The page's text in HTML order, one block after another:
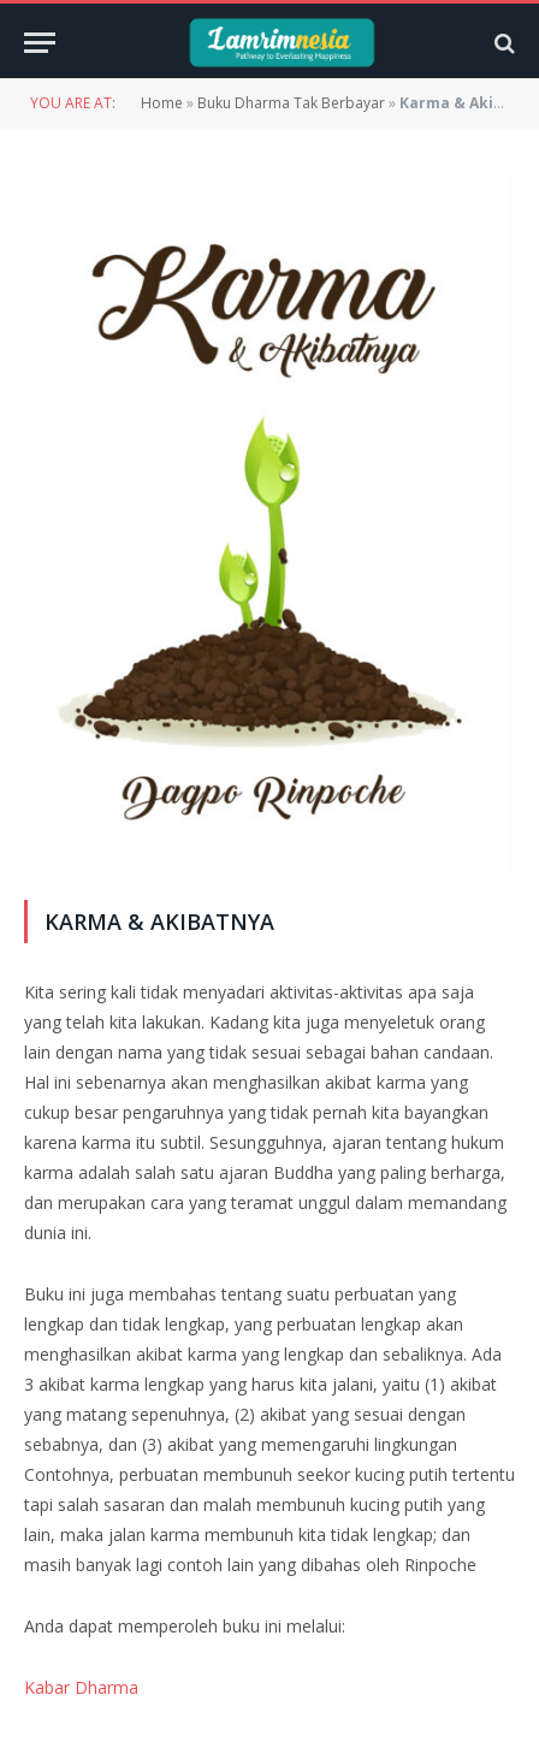
YOU ARE AT: Home » Buku Dharma Tak Berbayar» Karma & Akibatnya
KARMA & AKIBATNYA
Kita sering kali tidak menyadari aktivitas-aktivitas apa saja
yang telah kita lakukan. Kadang kita juga menyeletuk orang
lain dengan nama yang tidak sesuai sebagai bahan candaan.
Hal ini sebenarnya akan menghasilkan akibat karma yang
cukup besar pengaruhnya yang tidak pernah kita bayangkan
karena karma itu subtil. Sesungguhnya, ajaran tentang hukum
karma adalah salah satu ajaran Buddha yang paling berharga,
dan merupakan cara yang teramat unggul dalam memandang
dunia ini.
Buku ini juga membahas tentang suatu perbuatan yang
lengkap dan tidak lengkap, yang perbuatan lengkap akan
menghasilkan akibat karma yang lengkap dan sebaliknya. Ada
3 akibat karma lengkap yang harus kita jalani, yaitu (1) akibat
yang matang sepenuhnya, (2) akibat yang sesuai dengan
sebabnya, dan (3) akibat yang memengaruhi lingkungan
Contohnya, perbuatan membunuh seekor kucing putih tertentu
tapi salah sasaran dan malah membunuh kucing putih yang
lain, maka jalan karma membunuh kita tidak lengkap; dan
masih banyak lagi contoh lain yang dibahas oleh Rinpoche
Anda dapat memperoleh buku ini melalui:
Kabar Dharma